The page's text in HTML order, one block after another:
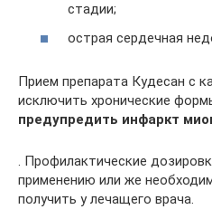
стадии;
острая сердечная
Прием препарата Кудесан с
исключить хронические
предупредить инфаркт
. Профилактические
применению или же
получить у лечащего врача.